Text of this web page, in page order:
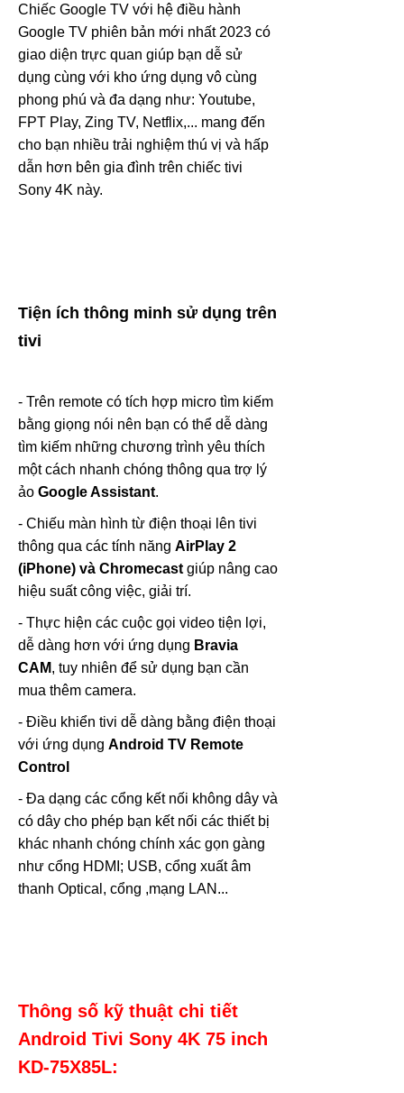
Chiếc Google TV với hệ điều hành
Google TV phiên bản mới nhất 2023 có
giao diện trực quan giúp bạn dễ sử
dụng cùng với kho ứng dụng vô cùng
phong phú và đa dạng như: Youtube,
FPT Play, Zing TV, Netflix,... mang đến
cho bạn nhiều trải nghiệm thú vị và hấp
dẫn hơn bên gia đình trên chiếc tivi
Sony 4K này.
Tiện ích thông minh sử dụng trên
tivi
- Trên remote có tích hợp micro tìm kiếm
bằng giọng nói nên bạn có thể dễ dàng
tìm kiếm những chương trình yêu thích
một cách nhanh chóng thông qua trợ lý
ảo Google Assistant.
- Chiếu màn hình từ điện thoại lên tivi
thông qua các tính năng AirPlay 2
(iPhone) và Chromecast giúp nâng cao
hiệu suất công việc, giải trí.
- Thực hiện các cuộc gọi video tiện lợi,
dễ dàng hơn với ứng dụng Bravia
CAM, tuy nhiên để sử dụng bạn cần
mua thêm camera.
- Điều khiển tivi dễ dàng bằng điện thoại
với ứng dụng Android TV Remote
Control
- Đa dạng các cổng kết nối không dây và
có dây cho phép bạn kết nối các thiết bị
khác nhanh chóng chính xác gọn gàng
như cổng HDMI; USB, cổng xuất âm
thanh Optical, cổng ,mạng LAN...
Thông số kỹ thuật chi tiết
Android Tivi Sony 4K 75 inch
KD-75X85L: